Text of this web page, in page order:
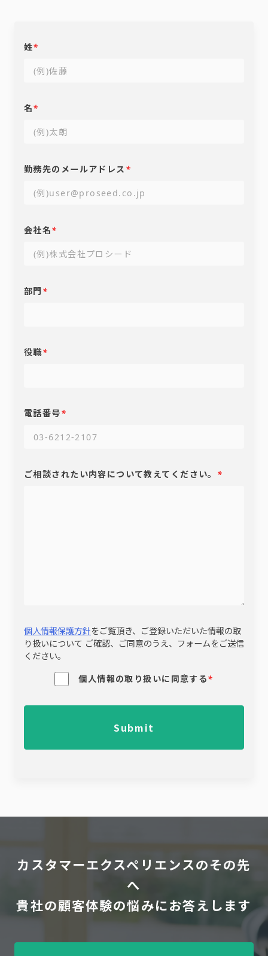
姓*
名*
勤務先のメールアドレス *
会社名*
部門 *
役職*
電話番号*
ご相談されたい内容について教えてください。 *
個人情報保護方針をご覧頂き、ご登録いただいた情報の取
り扱いについて ご確認、ご同意のうえ、フォームをご送信
ください。
個人情報の取り扱いに同意する*
Submit
カスタマーエクスペリエンスのその先
へ
貴社の顧客体験の悩みにお答えします